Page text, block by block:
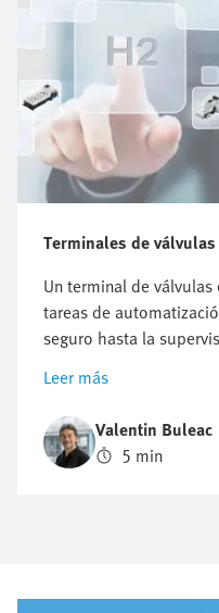
Terminales de
Un terminal de
tareas de
seguro hasta la
valor del hidrógeno,
puede ignorar: ¿Qué
adecuado para mí? La
generalizarse, ya que
Precisamente por eso
selección en función
crecerá con usted
Leer más
Valentin Buleac
5 min